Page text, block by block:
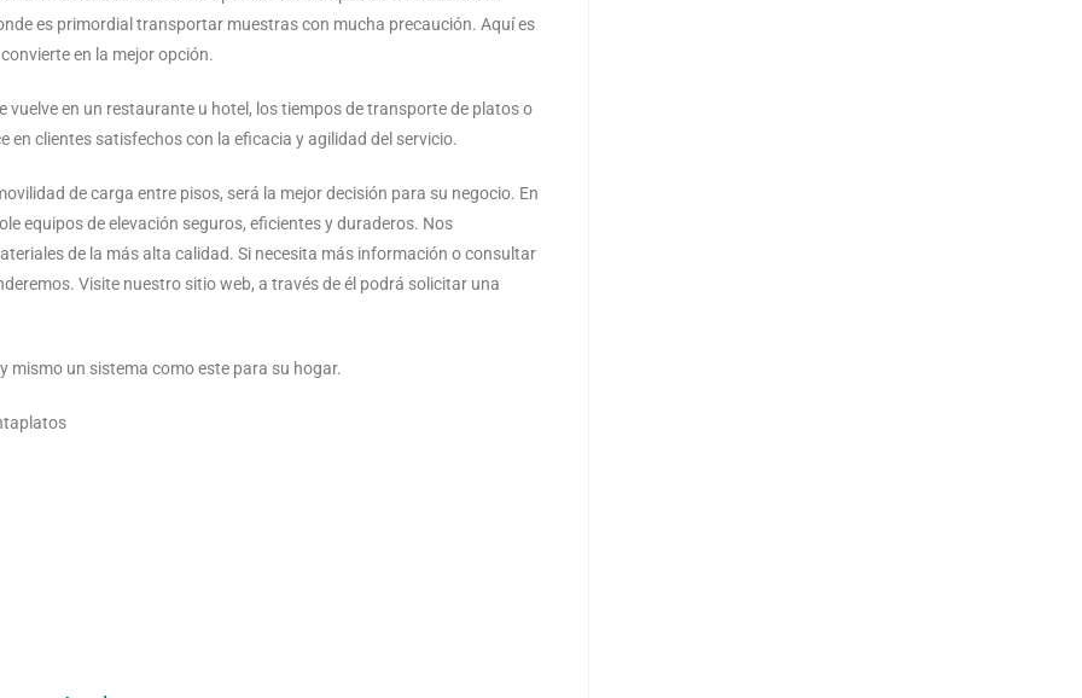
es primordial transportar muestras con mucha precaución. Aquí es
en la mejor opción.
en un restaurante u hotel, los tiempos de transporte de platos o
clientes satisfechos con la eficacia y agilidad del servicio.
de carga entre pisos, será la mejor decisión para su negocio. En
equipos de elevación seguros, eficientes y duraderos. Nos
de la más alta calidad. Si necesita más información o consultar
Visite nuestro sitio web, a través de él podrá solicitar una
mismo un sistema como este para su hogar.